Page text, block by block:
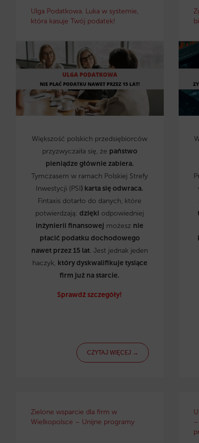
Ulga Podatkowa. Luka w systemie,
która kasuje Twój podatek!
Większość polskich przedsiębiorców
przyzwyczaiła się, że państwo
pieniądze głównie zabiera.
Tymczasem w ramach Polskiej Strefy
Inwestycji (PSI) karta się odwraca.
Fintaxis dotarło do danych, które
potwierdzają:dzięki odpowiedniej
inżynierii finansowej możesz nie
płacić podatku dochodowego
nawet przez 15 lat. Jest jednak jeden
haczyk, który dyskwalifikuje tysiące
firm już na starcie.
Sprawdź szczegóły!
CZYTAJ WIĘCEJ →
Zielone wsparcie dla firm w
Wielkopolsce – Unijne programy